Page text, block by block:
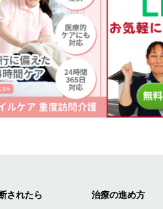
されたら 治療の進め方